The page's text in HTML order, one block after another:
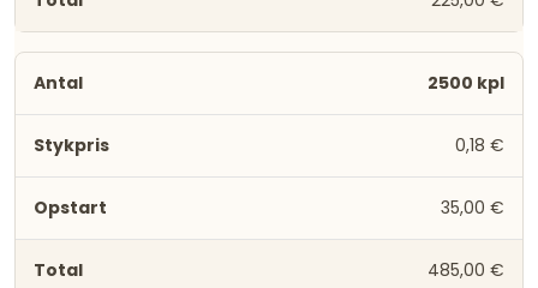
2500 kpl
0,18 €
35,00 €
485,00 €